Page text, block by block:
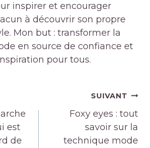
inspirer et encourager
à découvrir son propre
Mon but : transformer la
en source de confiance et
pour tous.
est
de
SUIVANT
Foxy eyes : tout
savoir sur la
technique mode